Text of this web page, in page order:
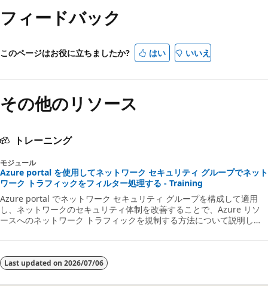
フィードバック
このページはお役に立ちましたか? はい いいえ
その他のリソース
トレーニング
モジュール
Azure portal を使用してネットワーク セキュリティ グループでネット
ワーク トラフィックをフィルター処理する - Training
Azure portal でネットワーク セキュリティ グループを構成して適用
し、ネットワークのセキュリティ体制を改善することで、Azure リソ
ースへのネットワーク トラフィックを規制する方法について説明しま
Last updated on 2026/07/06